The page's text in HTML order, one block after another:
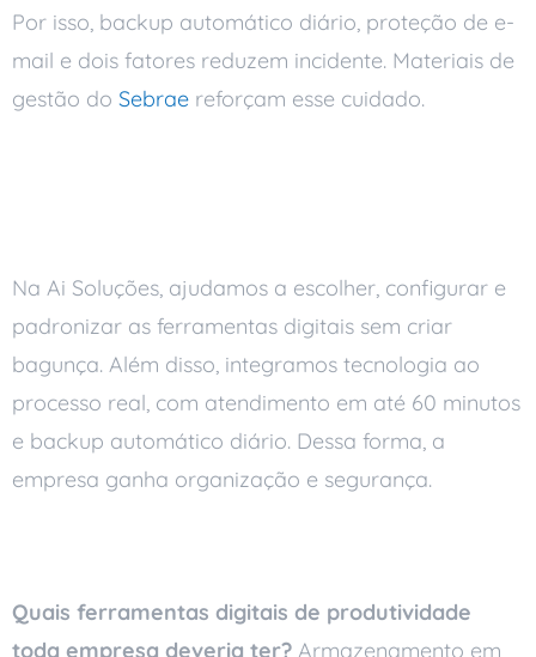
Por isso, backup automático diário, proteção de e-
mail e dois fatores reduzem incidente. Materiais de
gestão do Sebrae reforçam esse cuidado.
Na Ai Soluções, ajudamos a escolher, configurar e
padronizar as ferramentas digitais sem criar
bagunça. Além disso, integramos tecnologia ao
processo real, com atendimento em até 60 minutos
e backup automático diário. Dessa forma, a
empresa ganha organização e segurança.
Quais ferramentas digitais de produtividade
toda empresa deveria ter? Armazenamento em